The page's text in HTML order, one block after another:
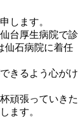
します。
台厚生病院で診
仙石病院に着任
きるよう心がけ
頑張っていきた
ます。